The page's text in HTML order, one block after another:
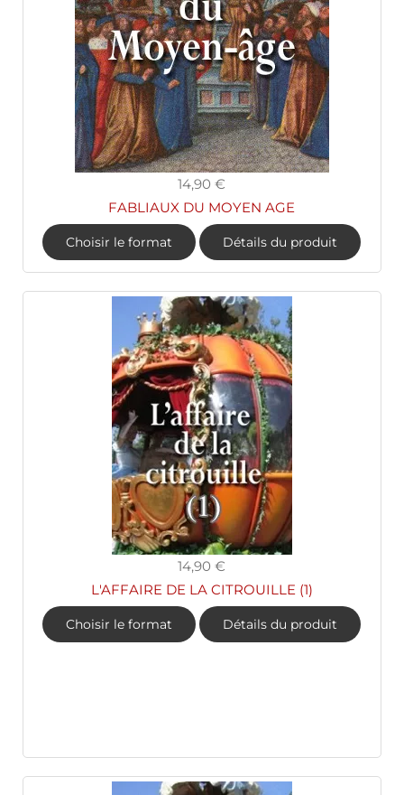
14,90 €
FABLIAUX DU MOYEN AGE
Choisir le format Détails du produit
14,90 €
L'AFFAIRE DE LA CITROUILLE (1)
Choisir le format Détails du produit